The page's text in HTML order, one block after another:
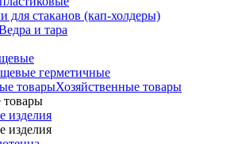
для стаканов (кап-холдеры)
и тара
герметичные
Хозяйственные товары
товары
изделия
изделия